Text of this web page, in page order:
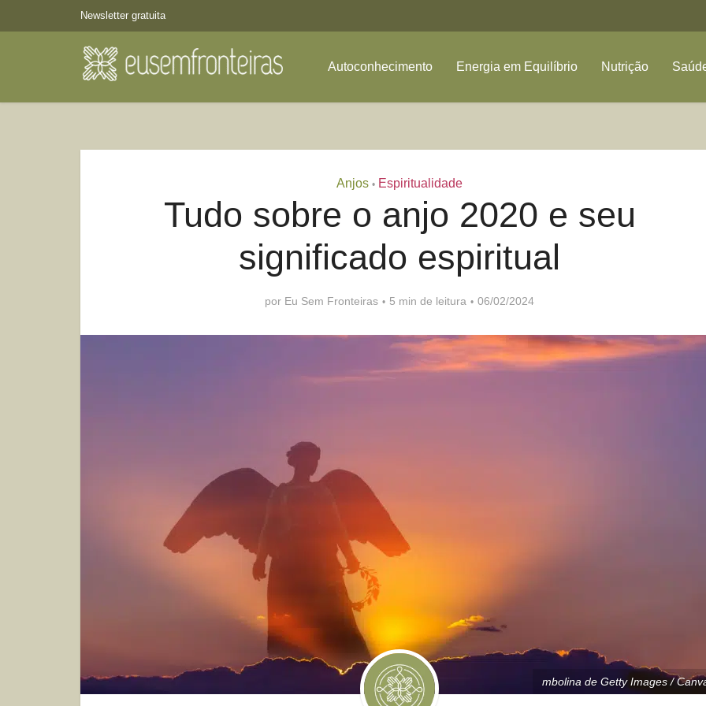
Newsletter gratuita
Autoconhecimento Energia em Equilíbrio Nutrição
Anjos • Espiritualidade
Tudo sobre o anjo 2020 e seu
significado espiritual
por Eu Sem Fronteiras 5 min de leitura 06/02/2024
mbolina de Getty Images /